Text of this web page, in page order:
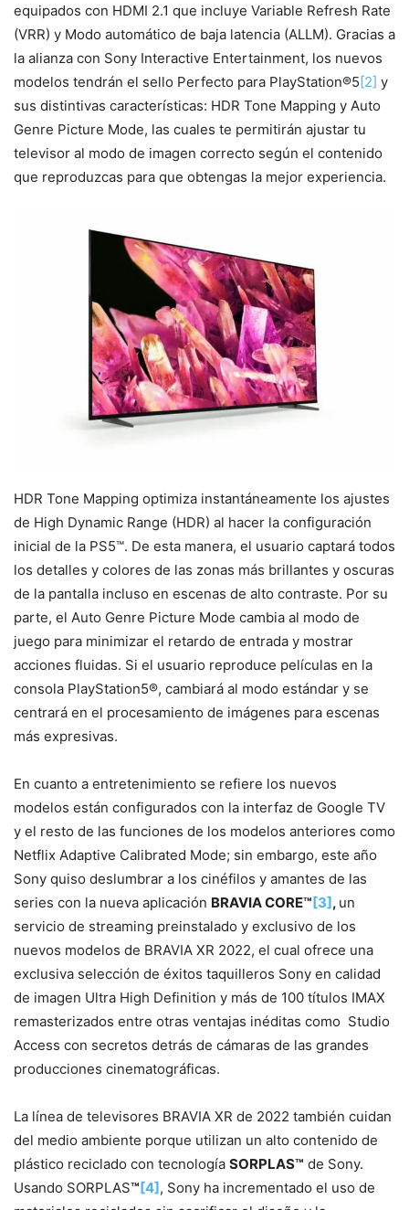
equipados con HDMI 2.1 que incluye Variable Refresh Rate
(VRR) y Modo automático de baja latencia (ALLM). Gracias a
la alianza con Sony Interactive Entertainment, los nuevos
modelos tendrán el sello Perfecto para PlayStation®5[2] y
sus distintivas características: HDR Tone Mapping y Auto
Genre Picture Mode, las cuales te permitirán ajustar tu
televisor al modo de imagen correcto según el contenido
que reproduzcas para que obtengas la mejor experiencia.
HDR Tone Mapping optimiza instantáneamente los ajustes
de High Dynamic Range (HDR) al hacer la configuración
inicial de la PS5™. De esta manera, el usuario captará todos
los detalles y colores de las zonas más brillantes y oscuras
de la pantalla incluso en escenas de alto contraste. Por su
parte, el Auto Genre Picture Mode cambia al modo de
juego para minimizar el retardo de entrada y mostrar
acciones fluidas. Si el usuario reproduce películas en la
consola PlayStation5®, cambiará al modo estándar y se
centrará en el procesamiento de imágenes para escenas
más expresivas.
En cuanto a entretenimiento se refiere los nuevos
modelos están configurados con la interfaz de Google TV
y el resto de las funciones de los modelos anteriores como
Netflix Adaptive Calibrated Mode; sin embargo, este año
Sony quiso deslumbrar a los cinéfilos y amantes de las
series con la nueva aplicación BRAVIA CORE™[3], un
servicio de streaming preinstalado y exclusivo de los
nuevos modelos de BRAVIA XR 2022, el cual ofrece una
exclusiva selección de éxitos taquilleros Sony en calidad
de imagen Ultra High Definition y más de 100 títulos IMAX
remasterizados entre otras ventajas inéditas como Studio
Access con secretos detrás de cámaras de las grandes
producciones cinematográficas.
La línea de televisores BRAVIA XR de 2022 también cuidan
del medio ambiente porque utilizan un alto contenido de
plástico reciclado con tecnología SORPLAS™ de Sony.
Usando SORPLAS™[4], Sony ha incrementado el uso de